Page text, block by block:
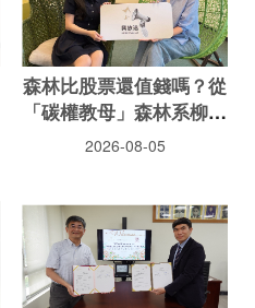
森林比股票還值錢嗎？從
「碳權教母」森林系柳婉
郁教授的視野看綠色新經
2026-08-05